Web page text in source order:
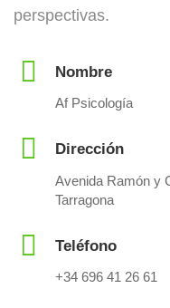
perspectivas.
Nombre
Af Psicología
Dirección
Avenida Ramón y
Tarragona
Teléfono
+34 696 41 26 61